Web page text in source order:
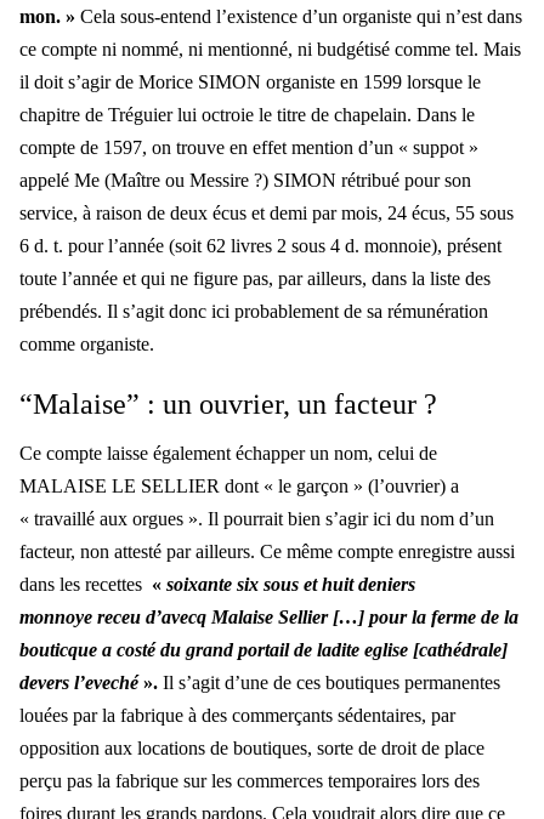
mon. » Cela sous-entend l’existence d’un organiste qui n’est dans
ce compte ni nommé, ni mentionné, ni budgétisé comme tel. Mais
il doit s’agir de Morice SIMON organiste en 1599 lorsque le
chapitre de Tréguier lui octroie le titre de chapelain. Dans le
compte de 1597, on trouve en effet mention d’un « suppot »
appelé Me (Maître ou Messire ?) SIMON rétribué pour son
service, à raison de deux écus et demi par mois, 24 écus, 55 sous
6 d. t. pour l’année (soit 62 livres 2 sous 4 d. monnoie), présent
toute l’année et qui ne figure pas, par ailleurs, dans la liste des
prébendés. Il s’agit donc ici probablement de sa rémunération
comme organiste.
“Malaise” : un ouvrier, un facteur ?
Ce compte laisse également échapper un nom, celui de
MALAISE LE SELLIER dont « le garçon » (l’ouvrier) a
« travaillé aux orgues ». Il pourrait bien s’agir ici du nom d’un
facteur, non attesté par ailleurs. Ce même compte enregistre aussi
dans les recettes « soixante six sous et huit deniers
monnoye receu d’avecq Malaise Sellier […] pour la ferme de la
bouticque a costé du grand portail de ladite eglise [cathédrale]
devers l’eveché». Il s’agit d’une de ces boutiques permanentes
louées par la fabrique à des commerçants sédentaires, par
opposition aux locations de boutiques, sorte de droit de place
perçu pas la fabrique sur les commerces temporaires lors des
foires durant les grands pardons. Cela voudrait alors dire que ce